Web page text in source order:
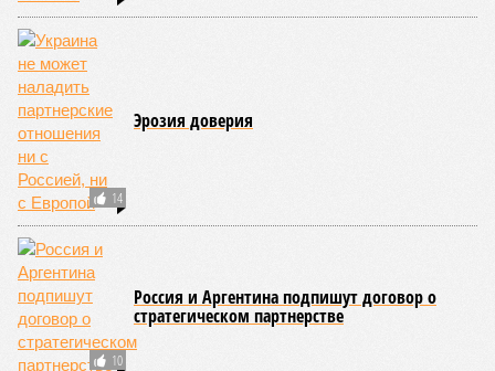
14
Эрозия доверия
10
Россия и Аргентина подпишут договор о
стратегическом партнерстве